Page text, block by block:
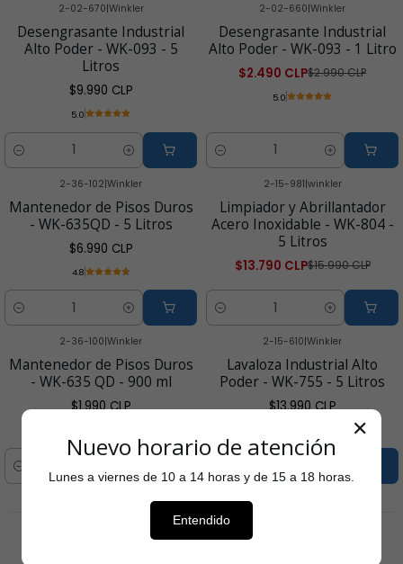
2-02-670|Winkler
Desengrasante Industrial
Alto Poder - WK-093 - 5
Litros
$9.990 CLP
5.0
Cantidad
2-02-660|Winkler
Desengrasante Industrial
Alto Poder - WK-093 - 1 Litro
$2.490 CLP$2.990 CLP
5.0
Cantidad
2-36-102|Winkler
Mantenedor de Pisos Duros
- WK-635QD - 5 Litros
$6.990 CLP
4.8
Cantidad
2-15-981|winkler
Limpiador y Abrillantador
Acero Inoxidable - WK-804 -
5 Litros
$13.790 CLP$15.990 CLP
Cantidad
2-36-100|Winkler
Mantenedor de Pisos Duros
- WK-635 QD - 900 ml
$1.990 CLP
Cantidad
2-15-610|Winkler
Lavaloza Industrial Alto
Poder - WK-755 - 5 Litros
$13.990 CLP
Cantidad
✕
Nuevo horario de atención
Lunes a viernes de 10 a 14 horas y de 15 a 18 horas.
Entendido